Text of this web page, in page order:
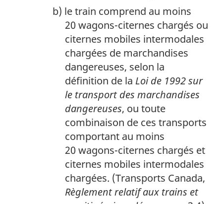
le train comprend au moins
20 wagons-citernes chargés ou
citernes mobiles intermodales
chargées de marchandises
dangereuses, selon la
définition de la Loi de 1992 sur
le transport des marchandises
dangereuses, ou toute
combinaison de ces transports
comportant au moins
20 wagons-citernes chargés et
citernes mobiles intermodales
chargées. (Transports Canada,
Règlement relatif aux trains et